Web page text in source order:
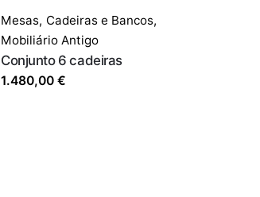
Mesas, Cadeiras e Bancos,
Mobiliário Antigo
Conjunto 6 cadeiras
1.480,00 €